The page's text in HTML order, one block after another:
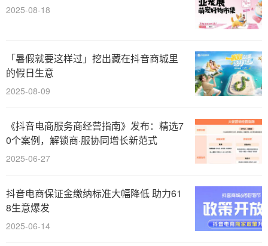
2025-08-18
「暑假就要这样过」挖出藏在抖音商城里
的假日生意
2025-08-09
《抖音电商服务商经营指南》发布：精选7
0个案例，解锁商·服协同增长新范式
2025-06-27
抖音电商保证金缴纳标准大幅降低 助力61
8生意爆发
2025-06-14